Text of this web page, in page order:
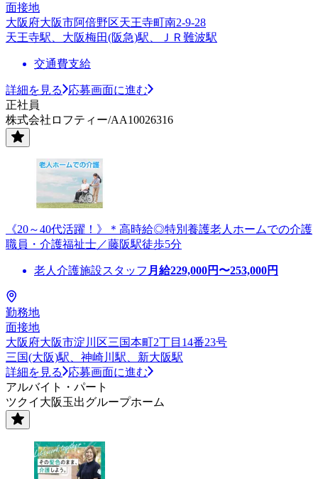
面接地
大阪府大阪市阿倍野区天王寺町南2-9-28
天王寺駅、大阪梅田(阪急)駅、ＪＲ難波駅
交通費支給
詳細を見る
応募画面に進む
正社員
株式会社ロフティー/AA10026316
《20～40代活躍！》＊高時給◎特別養護老人ホームでの介護
職員・介護福祉士／藤阪駅徒歩5分
老人介護施設スタッフ 月給229,000円〜253,000円
勤務地
面接地
大阪府大阪市淀川区三国本町2丁目14番23号
三国(大阪)駅、神崎川駅、新大阪駅
詳細を見る
応募画面に進む
アルバイト・パート
ツクイ大阪玉出グループホーム